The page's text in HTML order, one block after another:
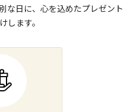
な日に、心を込めたプレゼント
します。